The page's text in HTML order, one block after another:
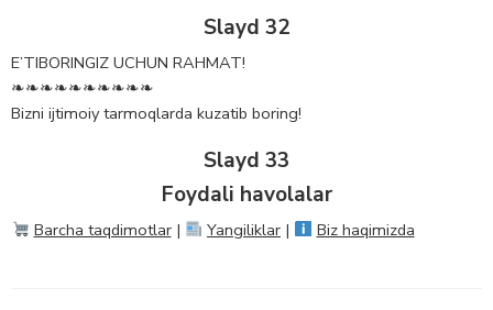
Slayd 32
E’TIBORINGIZ UCHUN RAHMAT!
❧❧❧❧❧❧❧❧❧❧
Bizni ijtimoiy tarmoqlarda kuzatib boring!
Slayd 33
Foydali havolalar
Barcha taqdimotlar| Yangiliklar | Biz haqimizda